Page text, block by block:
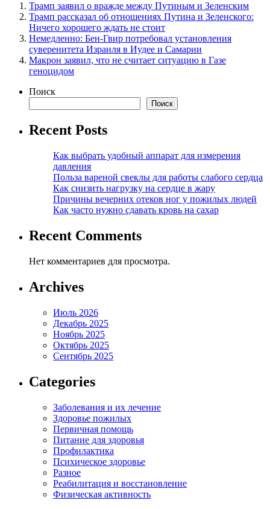
Трамп заявил о вражде между Путиным и Зеленским
Трамп рассказал об отношениях Путина и Зеленского:
Ничего хорошего ждать не стоит
Немедленно: Бен-Гвир потребовал установления
суверенитета Израиля в Иудее и Самарии
Макрон заявил, что не считает ситуацию в Газе
геноцидом
Поиск
Поиск
Recent Posts
Как выбрать удобный аппарат для измерения
давления
Польза вареной свеклы для работы слабого сердца
Как снизить нагрузку на сердце в жару
Причины вечерних отеков ног у пожилых людей
Как часто нужно сдавать кровь на сахар
Recent Comments
Нет комментариев для просмотра.
Archives
Июль 2026
Декабрь 2025
Ноябрь 2025
Октябрь 2025
Сентябрь 2025
Categories
Заболевания и их лечение
Здоровье пожилых
Первичная помощь
Питание для здоровья
Профилактика
Психическое здоровье
Разное
Реабилитация и восстановление
Физическая активность